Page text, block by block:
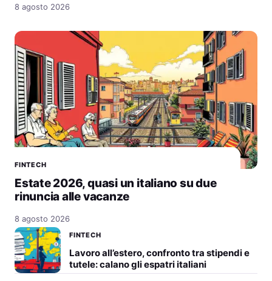
8 agosto 2026
FINTECH
Estate 2026, quasi un italiano su due
rinuncia alle vacanze
8 agosto 2026
FINTECH
Lavoro all’estero, confronto tra stipendi e
tutele: calano gli espatri italiani